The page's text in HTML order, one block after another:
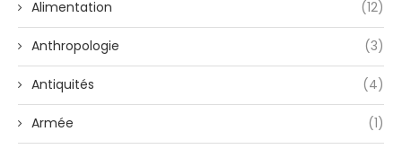
Alimentation (12)
Anthropologie (3)
Antiquités (4)
Armée (1)